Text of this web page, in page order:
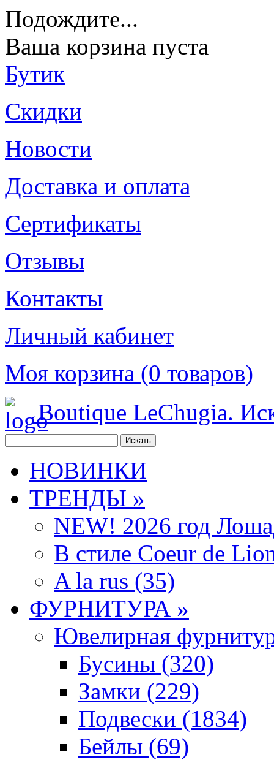
Подождите...
Ваша корзина пуста
Бутик
Скидки
Новости
Доставка и оплата
Сертификаты
Отзывы
Контакты
Личный кабинет
Моя корзина (0 товаров)
Boutique LeChugia.
НОВИНКИ
ТРЕНДЫ »
NEW! 2026 год
В стиле Coeur de
A la rus (35)
ФУРНИТУРА »
Ювелирная
Бусины (320)
Замки (229)
Подвески (1834)
Бейлы (69)